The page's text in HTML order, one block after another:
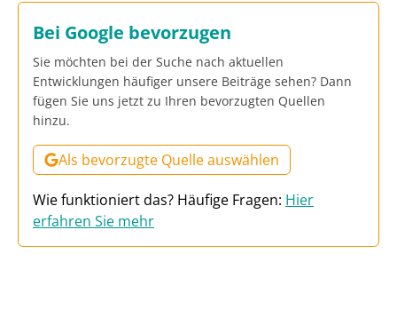
Bei Google bevorzugen
Sie möchten bei der Suche nach aktuellen
Entwicklungen häufiger unsere Beiträge sehen? Dann
fügen Sie uns jetzt zu Ihren bevorzugten Quellen
hinzu.
Als bevorzugte Quelle auswählen
Wie funktioniert das? Häufige Fragen: Hier
erfahren Sie mehr